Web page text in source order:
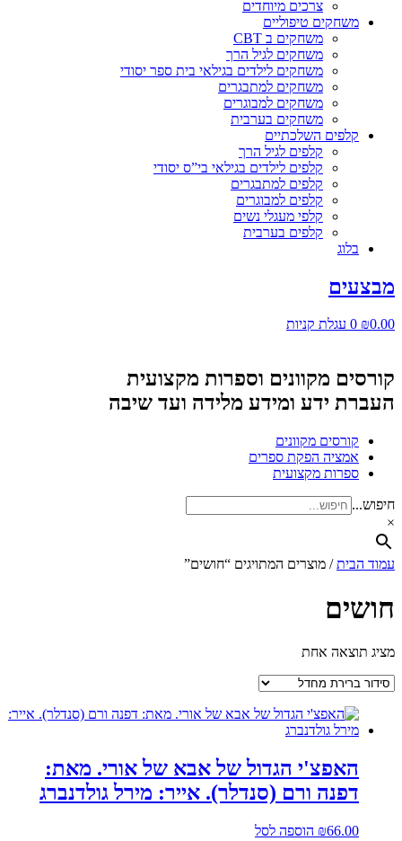
צרכים מיוחדים
משחקים טיפוליים
משחקים ב CBT
משחקים לגיל הרך
משחקים לילדים בגילאי בית ספר יסודי
משחקים למתבגרים
משחקים למבוגרים
משחקים בערבית
קלפים השלכתיים
קלפים לגיל הרך
קלפים לילדים בגילאי בי”ס יסודי
קלפים למתבגרים
קלפים למבוגרים
קלפי מעגלי נשים
קלפים בערבית
בלוג
מבצעים
₪0.00
0 עגלת קניות
קורסים מקוונים וספרות מקצועית
העברת ידע ומידע מלידה ועד שיבה
קורסים מקוונים
אמציה הפקת ספרים
ספרות מקצועית
חיפוש...
×
עמוד הבית/ מוצרים המתויגים “חושים”
חושים
מציג תוצאה אחת
האפצ'י הגדול של אבא של אורי. מאת:
דפנה ורם (סנדלר). אייר: מירל גולדנברג
₪66.00 הוספה לסל